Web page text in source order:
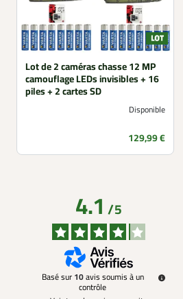
Lot de 2 caméras chasse 12 MP
camouflage LEDs invisibles + 16
piles + 2 cartes SD
Disponible
Prix
129,99 €
4.1/5
Basé sur 10avis soumis à un
contrôle